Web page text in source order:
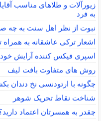
زیورآلات و طلاهای مناسب
به فرد
نبوت از نظر اهل سنت به چه
اشعار ترکی عاشقانه به
اسپری فیکس کننده آرایش خود
روش های متفاوت بافت لیف
چگونه با ارتودنسی نخ دندان
شناخت نقاط تحریک شوهر
چقدر به همسرتان اعتماد